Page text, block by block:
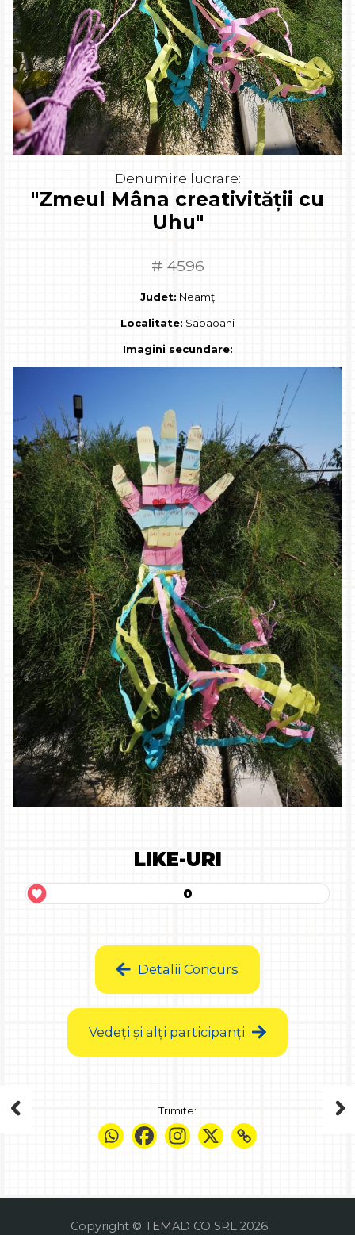
Denumire lucrare:
"Zmeul Mâna creativității cu
Uhu"
# 4596
Judet: Neamț
Localitate: Sabaoani
Imagini secundare:
LIKE-URI
0
Detalii Concurs
Vedeți și alți participanți
Trimite:
Copyright © TEMAD CO SRL 2026